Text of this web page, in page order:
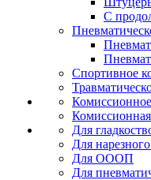
С
Спортивное
Для
Для
Для ОООП
Для